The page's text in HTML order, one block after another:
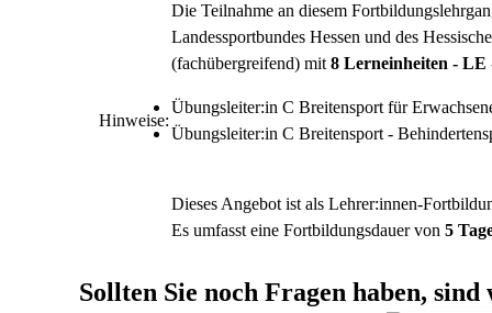
Hinweise:
Die Teilnahme an diesem
Landessportbundes Hessen und des
(fachübergreifend) mit 8 Lerneinheiten - LE
Übungsleiter:in C Breitensport für
Übungsleiter:in C Breitensport -
Dieses Angebot ist als Lehrer:innen-
Es umfasst eine Fortbildungsdauer von 5
Sollten Sie noch Fragen haben,